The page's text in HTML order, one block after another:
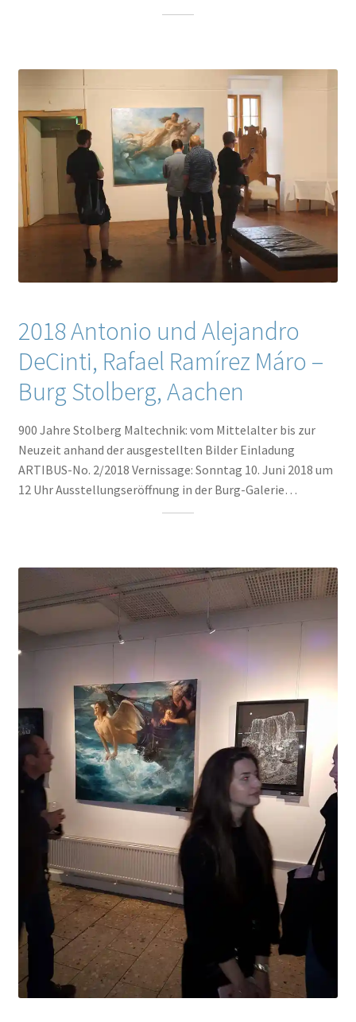
2018 Antonio und Alejandro
DeCinti, Rafael Ramírez Máro –
Burg Stolberg, Aachen
900 Jahre Stolberg Maltechnik: vom Mittelalter bis zur
Neuzeit anhand der ausgestellten Bilder Einladung
ARTIBUS-No. 2/2018 Vernissage: Sonntag 10. Juni 2018 um
12 Uhr Ausstellungseröffnung in der Burg-Galerie…